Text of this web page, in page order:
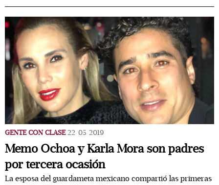
GENTE CON CLASE 22/05/2019
Memo Ochoa y Karla Mora son padres
por tercera ocasión
La esposa del guardameta mexicano compartió las primeras